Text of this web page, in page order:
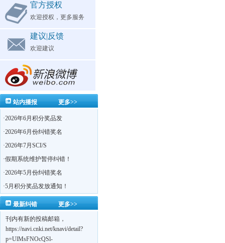
官方授权
欢迎授权，更多服务
建议|反馈
欢迎建议
更多>>
站内播报
·2026年6月积分奖品发
·2026年6月份纠错奖名
·2026年7月SCI/S
·假期系统维护暂停纠错！
·2026年5月份纠错奖名
·5月积分奖品发放通知！
更多>>
最新纠错
刊内有新的投稿邮箱，
https://navi.cnki.net/knavi/detail?
p=UlMsFNOcQSl-